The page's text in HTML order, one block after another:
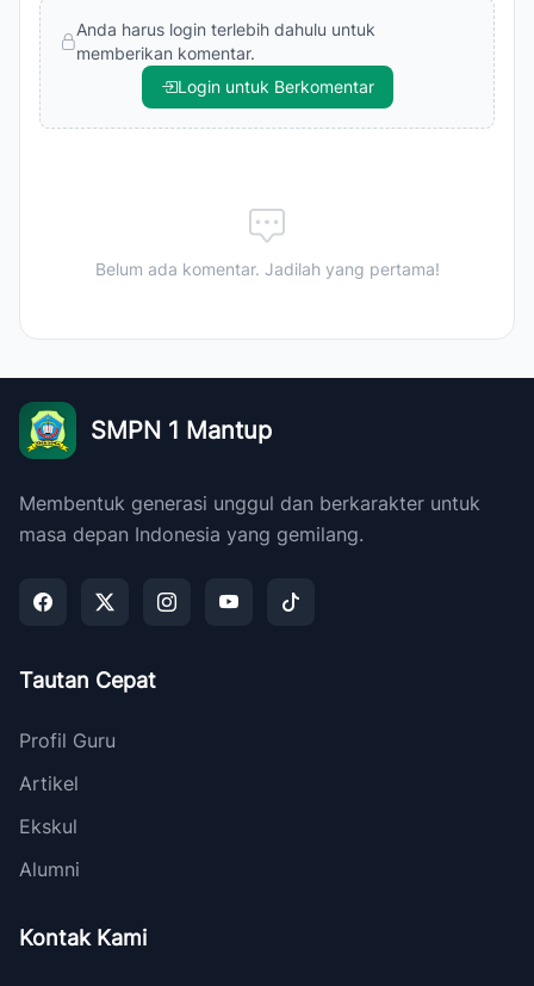
Anda harus login terlebih dahulu untuk
memberikan komentar.
Login untuk Berkomentar
Belum ada komentar. Jadilah yang pertama!
SMPN 1 Mantup
Membentuk generasi unggul dan berkarakter untuk
masa depan Indonesia yang gemilang.
Tautan Cepat
Profil Guru
Artikel
Ekskul
Alumni
Kontak Kami